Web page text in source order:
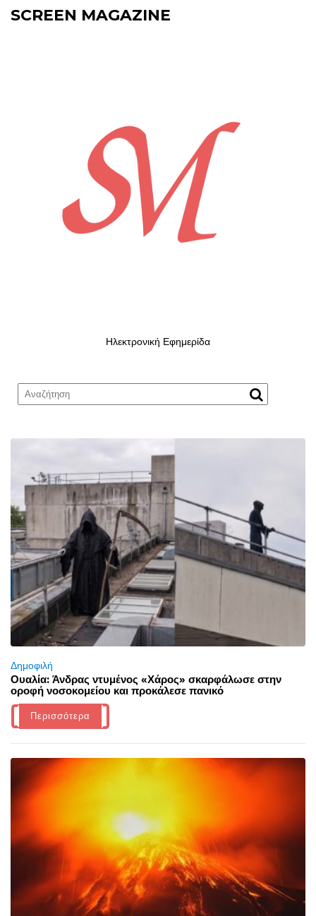
SCREEN MAGAZINE
Ηλεκτρονική Εφημερίδα
Δημοφιλή
Ουαλία: Άνδρας ντυμένος «Χάρος» σκαρφάλωσε στην
οροφή νοσοκομείου και προκάλεσε πανικό
Περισσότερα